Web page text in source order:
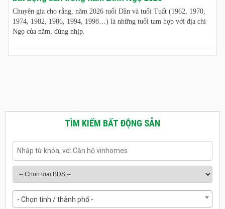
Chuyên gia cho rằng, năm 2026 tuổi Dần và tuổi Tuất (1962, 1970,
1974, 1982, 1986, 1994, 1998…) là những tuổi tam hợp với địa chi
Ngọ của năm, đúng nhịp.
TÌM KIẾM BẤT ĐỘNG SẢN
- Chọn tỉnh / thành phố -